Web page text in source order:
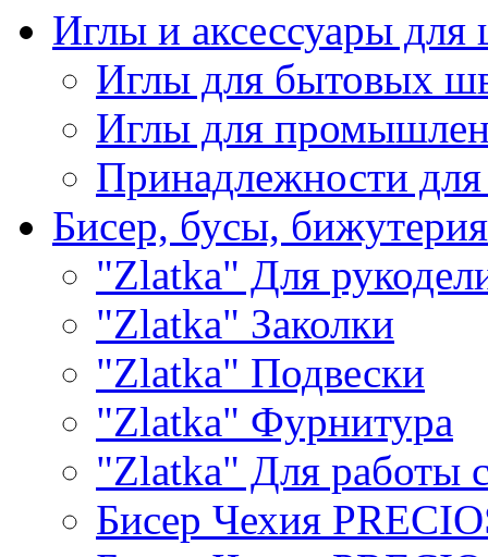
Иглы и аксессуары
Иглы для бытовых
Иглы для
Принадлежности
Бисер, бусы, бижутерия
"Zlatka" Для
"Zlatka" Заколки
"Zlatka" Подвески
"Zlatka" Фурнитура
"Zlatka" Для работы
Бисер Чехия